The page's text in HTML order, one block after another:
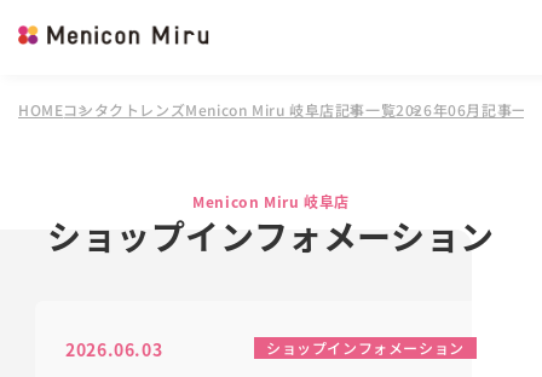
HOMEコンタクトレンズMenicon Miru 岐阜店記事一覧2026年06月記事一覧
Menicon Miru 岐阜店
ショップインフォメーション
2026.06.03 ショップインフォメーション